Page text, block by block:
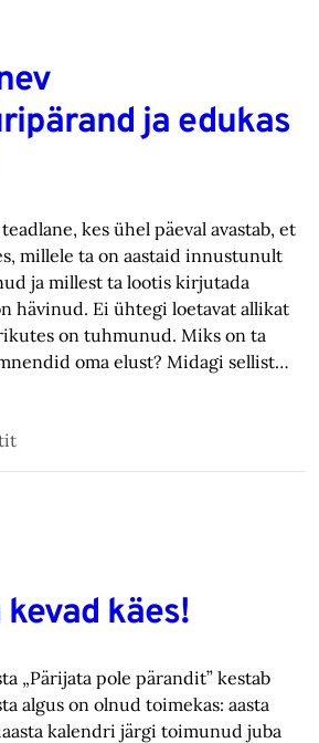
ja edukas
kes ühel päeval avastab, et
millele ta on aastaid innustunult
ja millest ta lootis kirjutada
hävinud. Ei ühtegi loetavat allikat
on tuhmunud. Miks on ta
oma elust? Midagi sellist…
käes!
„Pärijata pole pärandit” kestab
algus on olnud toimekas: aasta
kalendri järgi toimunud juba